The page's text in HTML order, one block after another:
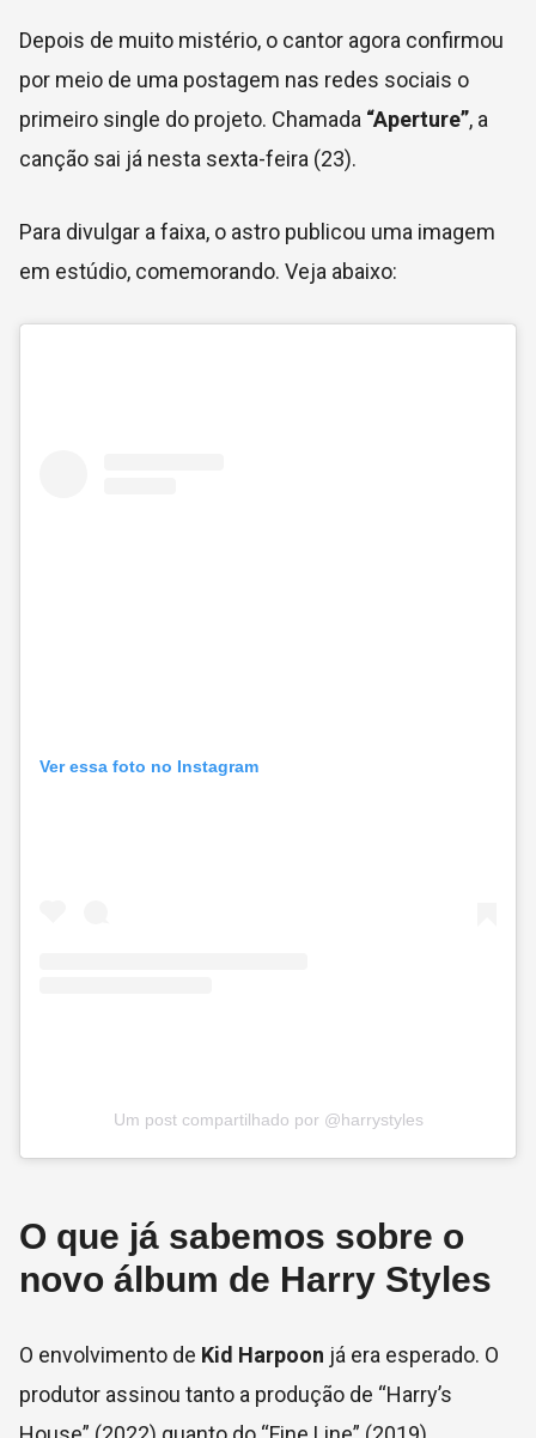
Depois de muito mistério, o cantor agora confirmou
por meio de uma postagem nas redes sociais o
primeiro single do projeto. Chamada “Aperture”, a
canção sai já nesta sexta-feira (23).
Para divulgar a faixa, o astro publicou uma imagem
em estúdio, comemorando. Veja abaixo:
Ver essa foto no Instagram
Um post compartilhado por @harrystyles
O que já sabemos sobre o
novo álbum de Harry Styles
O envolvimento de Kid Harpoon já era esperado. O
produtor assinou tanto a produção de “Harry’s